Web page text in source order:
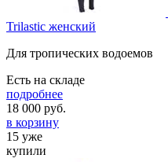
Trilastic женский
Для тропических водоемов
Есть на складе
подробнее
18 000 руб.
в корзину
15 уже
купили